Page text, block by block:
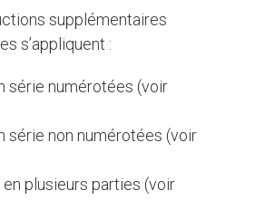
s’appliquent :
série numérotées (voir
série non numérotées (voir
plusieurs parties (voir